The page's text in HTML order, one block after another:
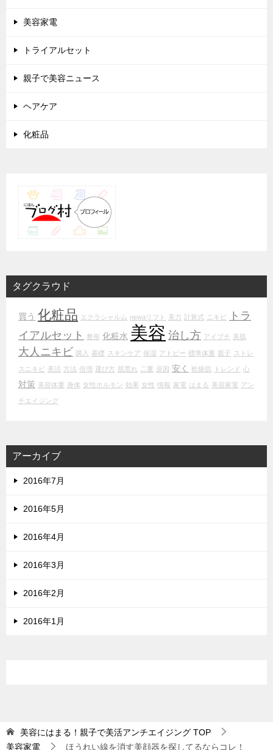
美容家電
トライアルセット
親子で美容ニュース
ヘアケア
化粧品
タグクラウド
買う 化粧品 エクラシャルム newaリフト 美力 計算式 ニキビ
トラ
イアルセット
整形 化粧水 美容 治し方 アイプチ 美肌
大人ニキビ 購入 基礎 スキンケア 保湿 アトピー 標準体重 親子 ストレ
スニキビ 美活 方法 倍増 選び方 肌荒れ 二重 原因 安く 乾燥肌 トレンド 心
対策 美容体重 身体 女性ホルモン 効果 女性 情報 家電 はまる 美容家電 アン
チエイジング
アーカイブ
2016年7月
2016年5月
2016年4月
2016年3月
2016年2月
2016年1月
美容にはまる！親子で美活アンチエイジング TOP
美容家電
ほうれい線を消す美顔器を探してるならコレ！